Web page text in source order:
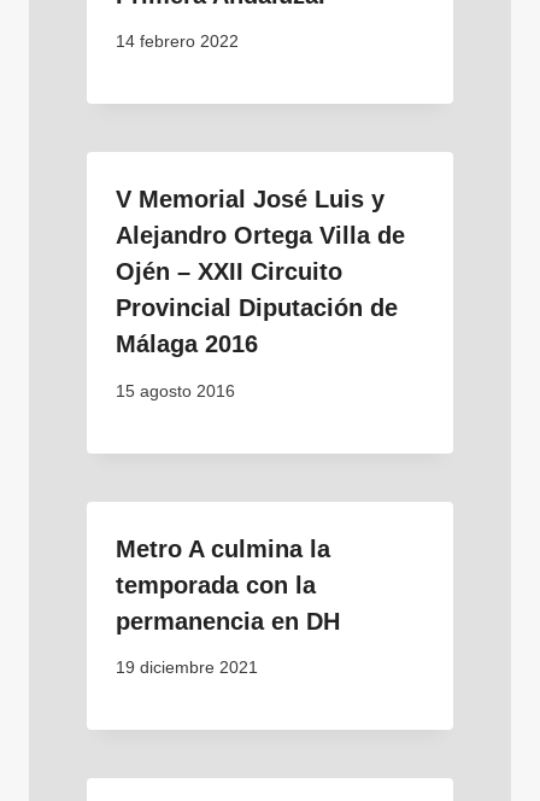
14 febrero 2022
V Memorial José Luis y
Alejandro Ortega Villa de
Ojén – XXII Circuito
Provincial Diputación de
Málaga 2016
15 agosto 2016
Metro A culmina la
temporada con la
permanencia en DH
19 diciembre 2021